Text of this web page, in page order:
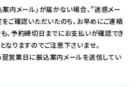
案内メール」が届かない場合、”迷惑メー
をご確認いただいたのち、お早めにご連絡
、予約締切日までにお支払いが確認でき
なりますのでご注意下さいませ。
営業日に振込案内メールを送信してい